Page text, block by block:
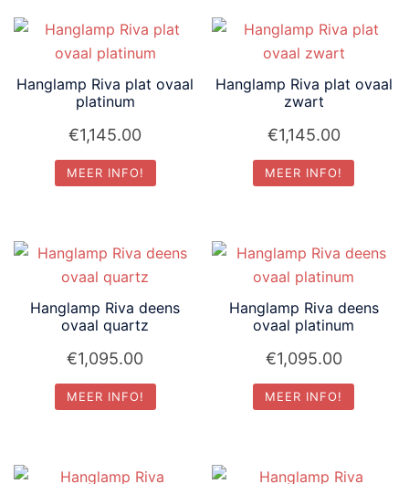
Hanglamp Riva plat ovaal
platinum
€1,145.00
MEER INFO!
Hanglamp Riva plat ovaal
zwart
€1,145.00
MEER INFO!
Hanglamp Riva deens
ovaal quartz
€1,095.00
MEER INFO!
Hanglamp Riva deens
ovaal platinum
€1,095.00
MEER INFO!